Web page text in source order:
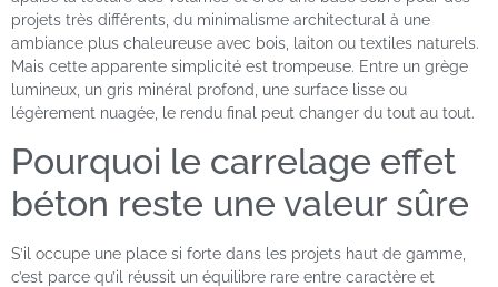
projets très différents, du minimalisme architectural à une
ambiance plus chaleureuse avec bois, laiton ou textiles naturels.
Mais cette apparente simplicité est trompeuse. Entre un grège
lumineux, un gris minéral profond, une surface lisse ou
légèrement nuagée, le rendu final peut changer du tout au tout.
Pourquoi le carrelage effet
béton reste une valeur sûre
S’il occupe une place si forte dans les projets haut de gamme,
c’est parce qu’il réussit un équilibre rare entre caractère et